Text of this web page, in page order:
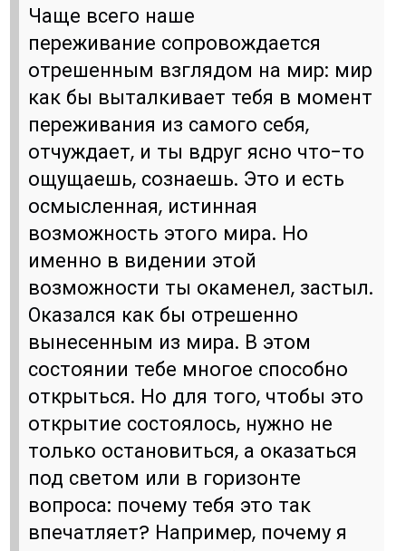
Чаще всего наше
переживание сопровождается
отрешенным взглядом на мир: мир
как бы выталкивает тебя в момент
переживания из самого себя,
отчуждает, и ты вдруг ясно что-то
ощущаешь, сознаешь. Это и есть
осмысленная, истинная
возможность этого мира. Но
именно в видении этой
возможности ты окаменел, застыл.
Оказался как бы отрешенно
вынесенным из мира. В этом
состоянии тебе многое способно
открыться. Но для того, чтобы это
открытие состоялось, нужно не
только остановиться, а оказаться
под светом или в горизонте
вопроса: почему тебя это так
впечатляет? Например, почему я